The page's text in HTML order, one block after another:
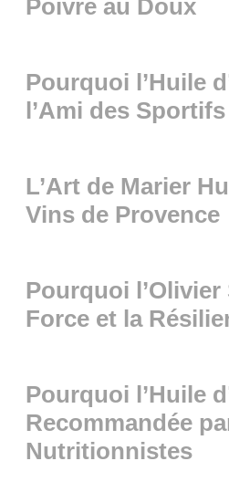
Poivré au Doux
Pourquoi l’Huile
l’Ami des Sportifs
L’Art de Marier
Vins de Provence
Pourquoi
Force et la
Pourquoi l’Huile
Recommandée
Nutritionnistes